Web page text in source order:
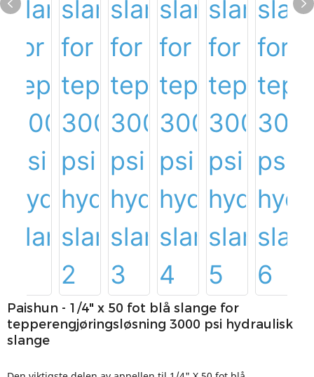
Paishun - 1/4" x 50 fot blå slange for
tepperengjøringsløsning 3000 psi hydraulisk
slange